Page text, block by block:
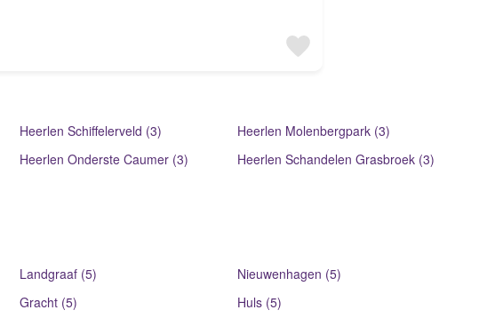
Heerlen Schiffelerveld (3)
Heerlen Molenbergpark (3)
Heerlen Onderste Caumer (3)
Heerlen Schandelen Grasbroek (3)
Landgraaf (5)
Nieuwenhagen (5)
Gracht (5)
Huls (5)